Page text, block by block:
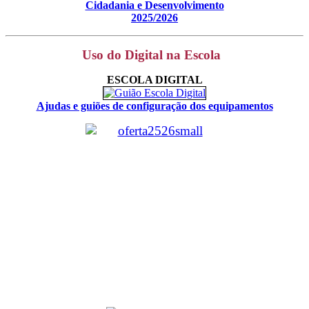
Cidadania e Desenvolvimento
2025/2026
Uso do Digital na Escola
ESCOLA DIGITAL
Ajudas e guiões de configuração dos equipamentos